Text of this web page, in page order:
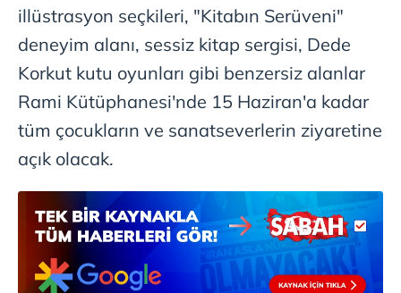
illüstrasyon seçkileri, "Kitabın Serüveni"
deneyim alanı, ⁠sessiz kitap sergisi, ⁠Dede
Korkut kutu oyunları gibi benzersiz alanlar
Rami Kütüphanesi'nde 15 Haziran'a kadar
tüm çocukların ve sanatseverlerin ziyaretine
açık olacak.